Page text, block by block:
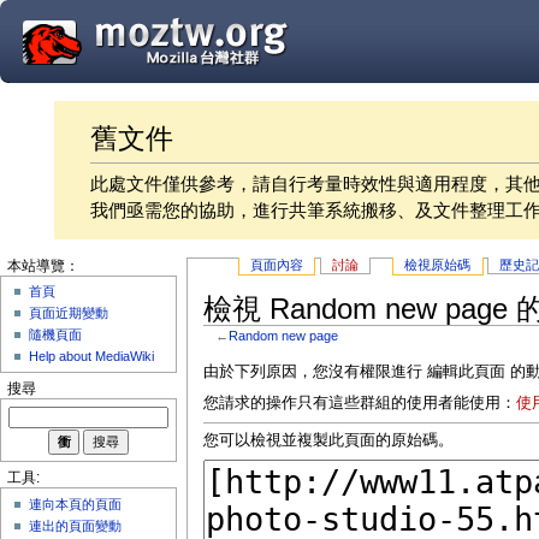
舊文件
此處文件僅供參考，請自行考量時效性與適用程度，其
我們亟需您的協助，進行共筆系統搬移、及文件整理工
頁面內容 討論 檢視原始碼 歷史
檢視 Random new page
← Random new page
由於下列原因，您沒有權限進行 編輯此頁面 的
您請求的操作只有這些群組的使用者能使用： 使
您可以檢視並複製此頁面的原始碼。
本站導覽：
首頁
頁面近期變動
隨機頁面
Help about MediaWiki
搜尋
工具:
連向本頁的頁面
連出的頁面變動